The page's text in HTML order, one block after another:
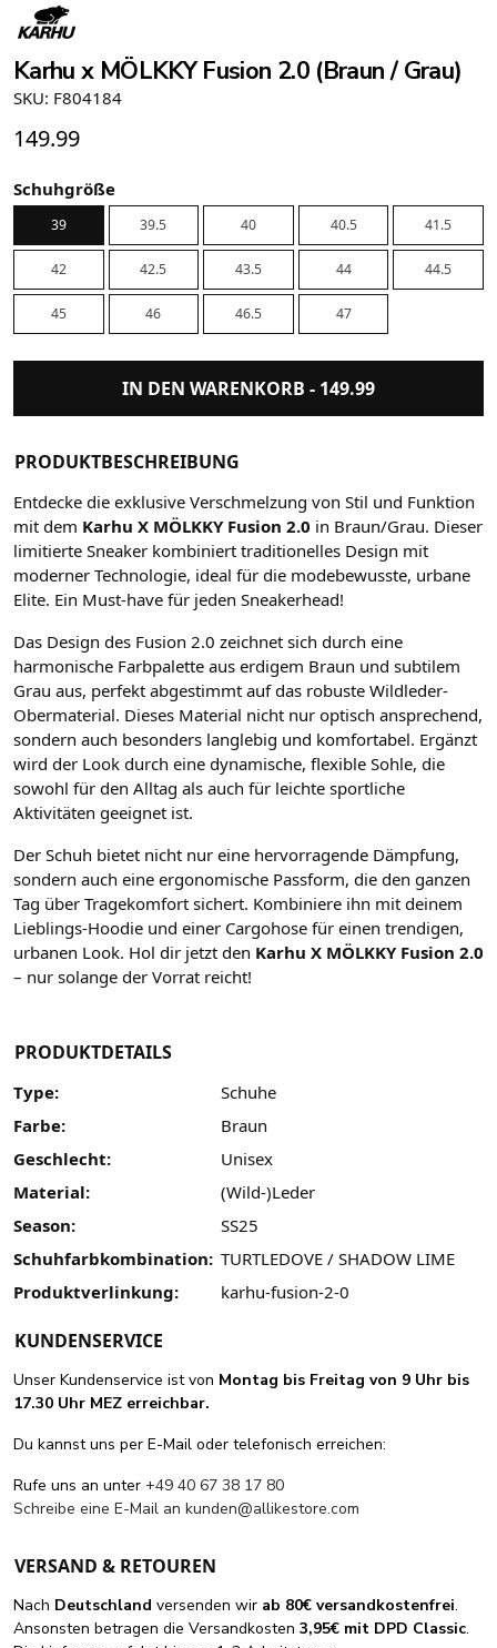
Karhu x MÖLKKY Fusion 2.0 (Braun / Grau)
SKU: F804184
149.99
Schuhgröße
39 39.5 40 40.5 41.5
42 42.5 43.5 44 44.5
45 46 46.5 47
IN DEN WARENKORB - 149.99
PRODUKTBESCHREIBUNG
Entdecke die exklusive Verschmelzung von Stil und Funktion
mit dem Karhu X MÖLKKY Fusion 2.0 in Braun/Grau. Dieser
limitierte Sneaker kombiniert traditionelles Design mit
moderner Technologie, ideal für die modebewusste, urbane
Elite. Ein Must-have für jeden Sneakerhead!
Das Design des Fusion 2.0 zeichnet sich durch eine
harmonische Farbpalette aus erdigem Braun und subtilem
Grau aus, perfekt abgestimmt auf das robuste Wildleder-
Obermaterial. Dieses Material nicht nur optisch ansprechend,
sondern auch besonders langlebig und komfortabel. Ergänzt
wird der Look durch eine dynamische, flexible Sohle, die
sowohl für den Alltag als auch für leichte sportliche
Aktivitäten geeignet ist.
Der Schuh bietet nicht nur eine hervorragende Dämpfung,
sondern auch eine ergonomische Passform, die den ganzen
Tag über Tragekomfort sichert. Kombiniere ihn mit deinem
Lieblings-Hoodie und einer Cargohose für einen trendigen,
urbanen Look. Hol dir jetzt den Karhu X MÖLKKY Fusion 2.0
– nur solange der Vorrat reicht!
PRODUKTDETAILS
Type:
Schuhe
Farbe:
Braun
Geschlecht:
Unisex
Material:
(Wild-)Leder
Season:
SS25
Schuhfarbkombination: TURTLEDOVE / SHADOW LIME
Produktverlinkung:
karhu-fusion-2-0
KUNDENSERVICE
Unser Kundenservice ist von Montag bis Freitag von 9 Uhr bis
17.30 Uhr MEZ erreichbar.
Du kannst uns per E-Mail oder telefonisch erreichen:
Rufe uns an unter +49 40 67 38 17 80
Schreibe eine E-Mail an kunden@allikestore.com
VERSAND & RETOUREN
Nach Deutschland versenden wir ab 80€ versandkostenfrei.
Ansonsten betragen die Versandkosten 3,95€ mit DPD Classic.